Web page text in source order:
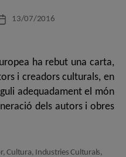
Data13/07/2016
ha rebut una carta,
i creadors culturals, en
adequadament el món
dels autors i obres
,Cultura, Industries Culturals,